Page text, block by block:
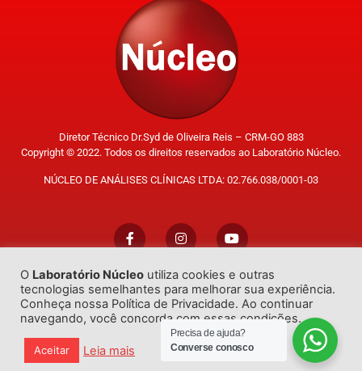
Diretor Técnico Dr.Syd de Oliveira Reis – CRM-GO 883
Copyright © 2022. Todos os direitos reservados ao Laboratório Núcleo.
NÚCLEO DE ANÁLISES CLÍNICAS LTDA: 02.766.038/0001-03
Trabalhe Conosco
Desenvolvido porGO!Sites
O Laboratório Núcleo utiliza cookies e outras
tecnologias semelhantes para melhorar sua experiência.
Conheça nossa Política de Privacidade. Ao continuar
navegando, você concorda com essas condições.
Aceitar Leia mais
Precisa de ajuda?
Converse conosco